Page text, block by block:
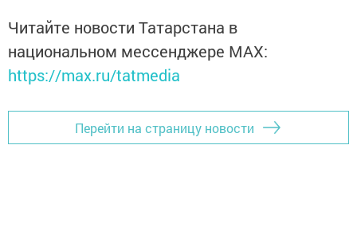
Читайте новости Татарстана в
национальном мессенджере MАХ:
https://max.ru/tatmedia
Перейти на страницу новости